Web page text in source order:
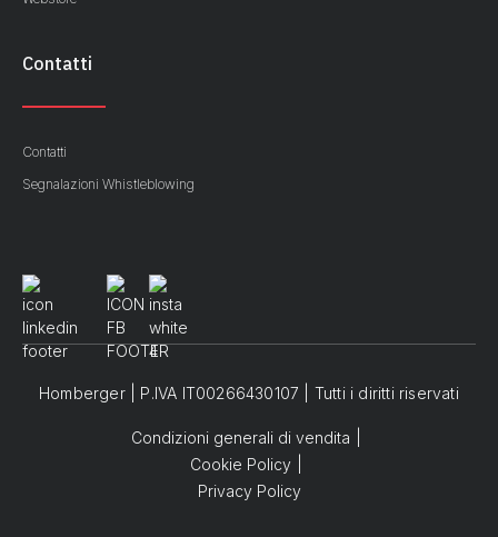
Contatti
Contatti
Segnalazioni Whistleblowing
Homberger | P.IVA IT00266430107 | Tutti i diritti riservati
Condizioni generali di vendita
Cookie Policy
Privacy Policy